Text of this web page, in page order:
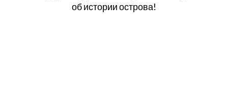
об истории острова!